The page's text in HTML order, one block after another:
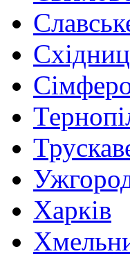
Харків